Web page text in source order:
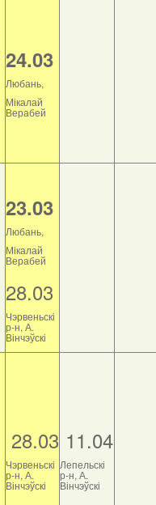
24.03
Любань,
Мікалай
Верабей
23.03
Любань,
Мікалай
Верабей
28.03
Чэрвеньскі
р-н, А.
Вінчэўскі
28.03
Чэрвеньскі
р-н, А.
Вінчэўскі
11.04
Лепельскі
р-н, А.
Вінчэўскі